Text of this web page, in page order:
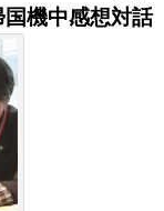
国機中感想対話